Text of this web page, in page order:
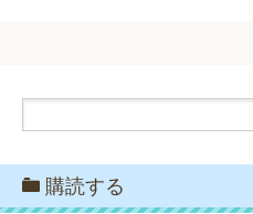
購読する